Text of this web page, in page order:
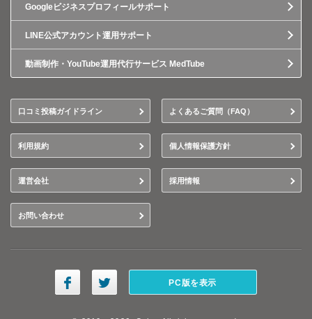
Googleビジネスプロフィールサポート
LINE公式アカウント運用サポート
動画制作・YouTube運用代行サービス MedTube
口コミ投稿ガイドライン よくあるご質問（FAQ）
利用規約 個人情報保護方針
運営会社 採用情報
お問い合わせ
PC版を表示